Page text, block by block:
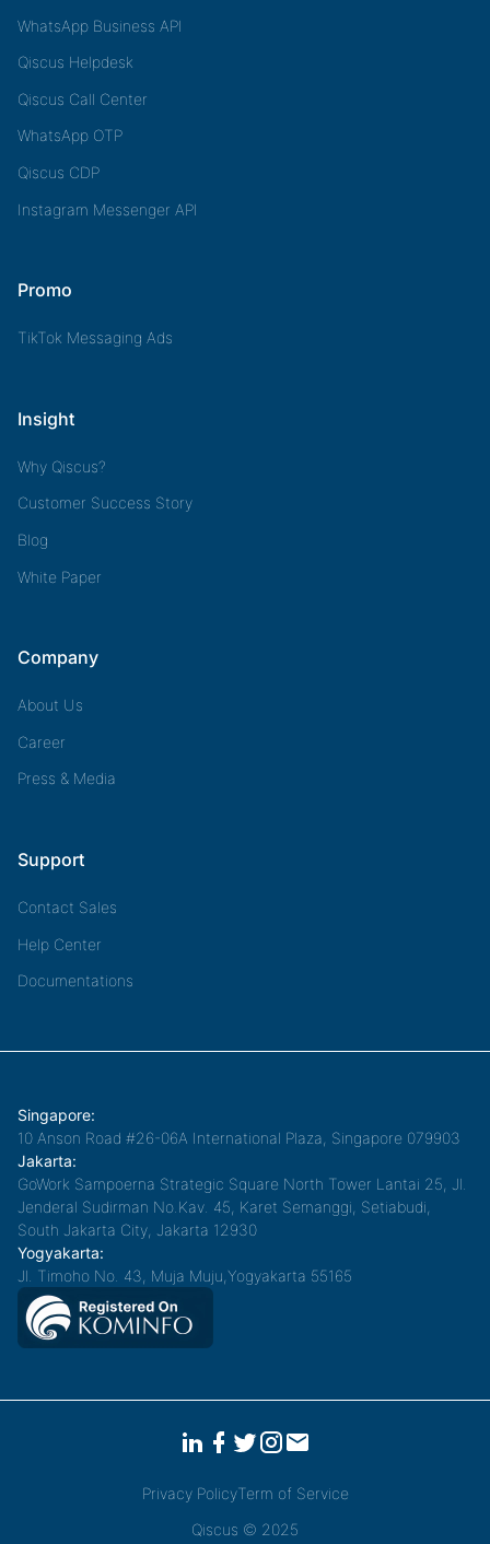
WhatsApp Business API
Qiscus Helpdesk
Qiscus Call Center
WhatsApp OTP
Qiscus CDP
Instagram Messenger API
Promo
TikTok Messaging Ads
Insight
Why Qiscus?
Customer Success Story
Blog
White Paper
Company
About Us
Career
Press & Media
Support
Contact Sales
Help Center
Documentations
Singapore:
10 Anson Road #26-06A International Plaza, Singapore 079903
Jakarta:
GoWork Sampoerna Strategic Square North Tower Lantai 25, Jl.
Jenderal Sudirman No.Kav. 45, Karet Semanggi, Setiabudi,
South Jakarta City, Jakarta 12930
Yogyakarta:
Jl. Timoho No. 43, Muja Muju,Yogyakarta 55165
Privacy PolicyTerm of Service
Qiscus © 2025